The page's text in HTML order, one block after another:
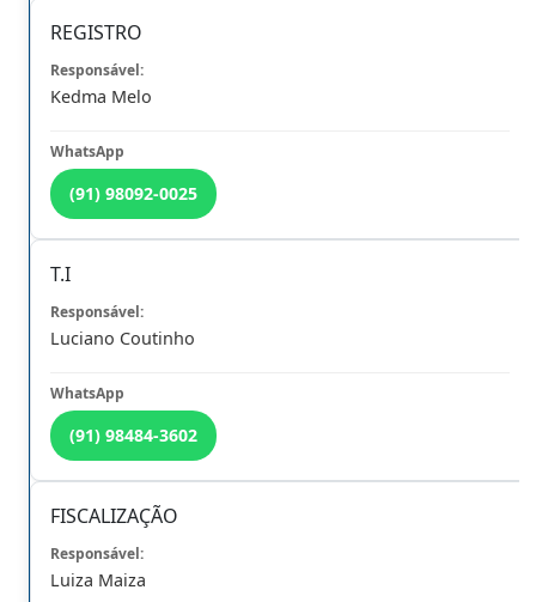
Eventos
Inscrições e Certificados
Previous
REGISTRO
Kedma Melo
(91) 98092-0025
T.I
Luciano Coutinho
(91) 98484-3602
FISCALIZAÇÃO
Luiza Maiza